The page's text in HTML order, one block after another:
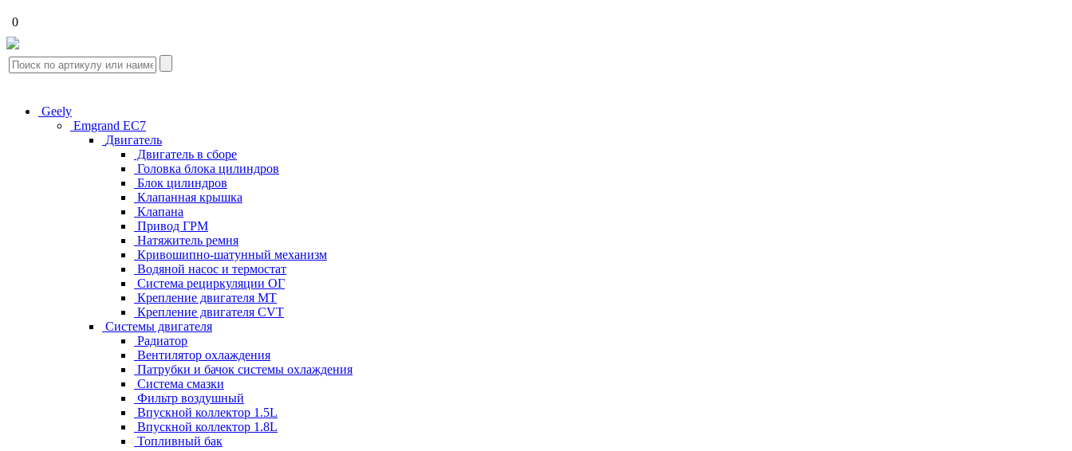
0
Geely
Emgrand EC7
Двигатель
Двигатель в сборе
Головка блока цилиндров
Блок цилиндров
Клапанная крышка
Клапана
Привод ГРМ
Натяжитель ремня
Кривошипно-шатунный механизм
Водяной насос и термостат
Система рециркуляции ОГ
Крепление двигателя MT
Крепление двигателя CVT
Системы двигателя
Радиатор
Вентилятор охлаждения
Патрубки и бачок системы охлаждения
Система смазки
Фильтр воздушный
Впускной коллектор 1.5L
Впускной коллектор 1.8L
Топливный бак